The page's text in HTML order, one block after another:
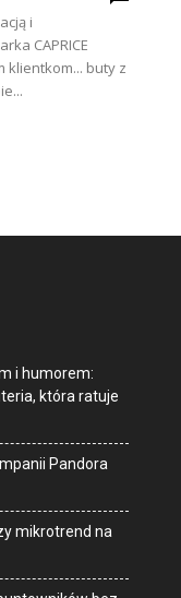
i
CAPRICE
klientkom... buty z
i humorem:
która ratuje
Pandora
mikrotrend na